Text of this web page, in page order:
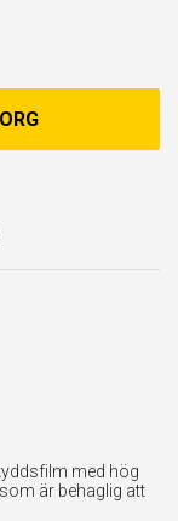
med hög
är behaglig att